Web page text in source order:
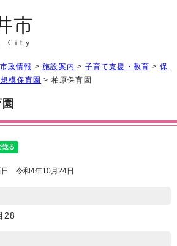
市政情報 >施設案内 > 子育て支援・教育 > 保
模保育園 > 柏原保育園
日 令和4年10月24日
28